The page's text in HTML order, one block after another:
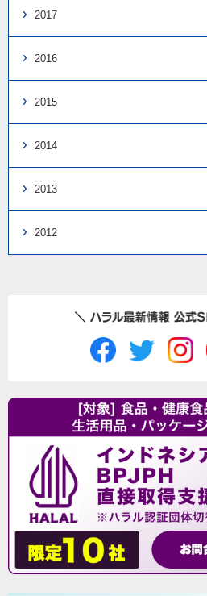
2017
2016
2015
2014
2013
2012